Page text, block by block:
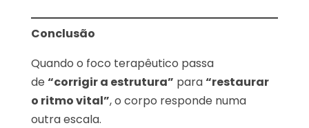
Conclusão
Quando o foco terapêutico passa
de “corrigir a estrutura” para“restaurar
o ritmo vital”, o corpo responde numa
outra escala.